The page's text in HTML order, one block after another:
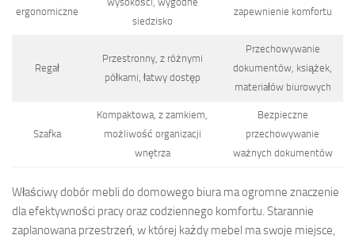
ergonomiczne
siedzisko
zapewnienie komfortu
Regał
Przestronny, z różnymi
półkami, łatwy dostęp
Przechowywanie
dokumentów, książek,
materiałów biurowych
Szafka
Kompaktowa, z zamkiem,
możliwość organizacji
wnętrza
Bezpieczne
przechowywanie
ważnych dokumentów
Właściwy dobór mebli do domowego biura ma ogromne znaczenie
dla efektywności pracy oraz codziennego komfortu. Starannie
zaplanowana przestrzeń, w której każdy mebel ma swoje miejsce,